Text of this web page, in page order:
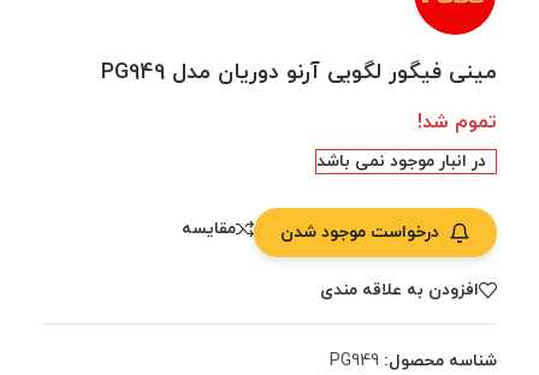
مینی فیگور لگویی آرنو دوریان مدل PG949
تموم شد!
در انبار موجود نمی باشد
درخواست موجود شدن مقایسه
افزودن به علاقه مندی
شناسه محصول: PG949